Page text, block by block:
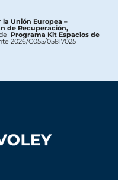
Unión Europea –
de Recuperación,
Programa Kit Espacios de
2026/C055/05817025